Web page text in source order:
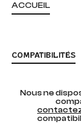
ACCUEIL
COMPATIBILITÉS
Nous ne